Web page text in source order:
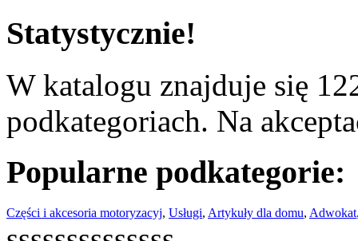
Statystycznie!
W katalogu znajduje się
podkategoriach. Na
Popularne podkategorie:
Części i akcesoria motoryzacyj, Usługi, Artykuły dla domu, Adwokat